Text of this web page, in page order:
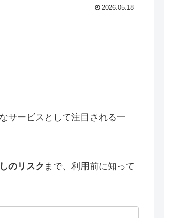
2026.05.18
サービスとして注目される一
のリスク まで、利用前に知って